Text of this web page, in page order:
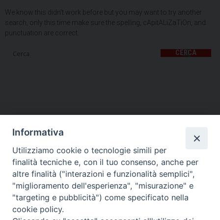
We know this didn’t work before but you may want to try another
search, only this time make sure the spelling, cApitALiZaTiOn, and
punctuation are correct.
CERCA
HOME VESCOVO ORARI MESSE
CURIA VESCOVILE
TUTELA MINORI
UFFICI PASTORALI PERSONE
VITA CONSACRATA
DOCUMENTI
CONTATTI
Copyright © 2018 Diocesi di Foligno /Curia . Piazza Mons. Faloci 3 - 06034
Informativa
Utilizziamo cookie o tecnologie simili per
finalità tecniche e, con il tuo consenso, anche per
altre finalità ("interazioni e funzionalità semplici",
"miglioramento dell'esperienza", "misurazione" e
"targeting e pubblicità") come specificato nella
cookie policy.